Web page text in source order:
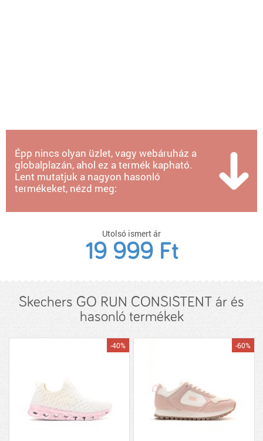
Épp nincs olyan üzlet, vagy webáruház a
globalplazán, ahol ez a termék kapható.
Lent mutatjuk a nagyon hasonló
termékeket, nézd meg:
Utolsó ismert ár
19 999 Ft
Skechers GO RUN CONSISTENT ár és
hasonló termékek
-40% -60%